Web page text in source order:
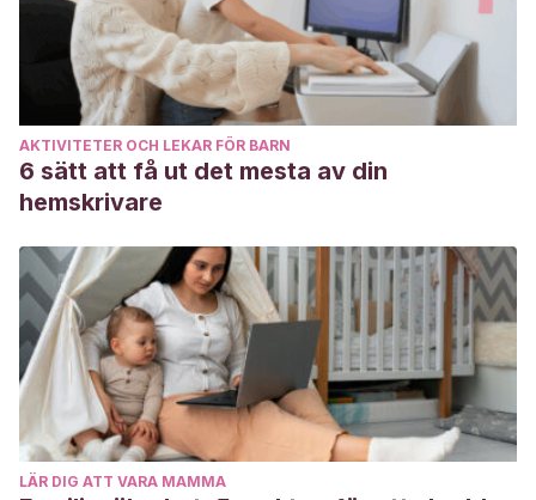
AKTIVITETER OCH LEKAR FÖR BARN
6 sätt att få ut det mesta av din
hemskrivare
LÄR DIG ATT VARA MAMMA